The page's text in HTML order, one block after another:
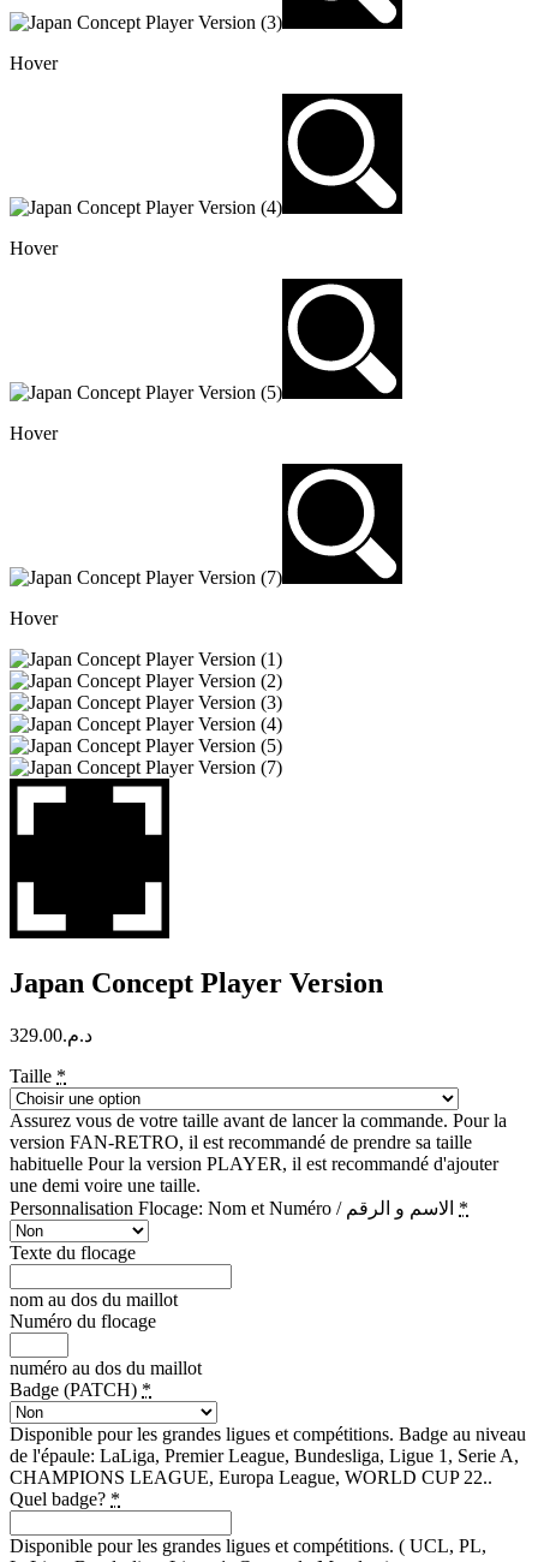
Hover
Hover
Hover
Hover
Japan Concept Player Version
د.م.329.00
Taille *
Assurez vous de votre taille avant de lancer la commande. Pour la
version FAN-RETRO, il est recommandé de prendre sa taille
habituelle Pour la version PLAYER, il est recommandé d'ajouter
une demi voire une taille.
Personnalisation Flocage: Nom et Numéro / الاسم و الرقم *
Texte du flocage
nom au dos du maillot
Numéro du flocage
numéro au dos du maillot
Badge (PATCH) *
Disponible pour les grandes ligues et compétitions. Badge au niveau
de l'épaule: LaLiga, Premier League, Bundesliga, Ligue 1, Serie A,
CHAMPIONS LEAGUE, Europa League, WORLD CUP 22..
Quel badge? *
Disponible pour les grandes ligues et compétitions. ( UCL, PL,